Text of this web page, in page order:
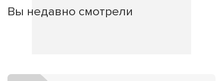
Вы недавно смотрели